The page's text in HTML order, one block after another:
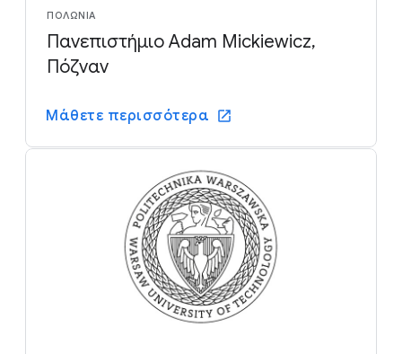
ΠΟΛΩΝΊΑ
Πανεπιστήμιο Adam Mickiewicz,
Πόζναν
Μάθετε περισσότερα